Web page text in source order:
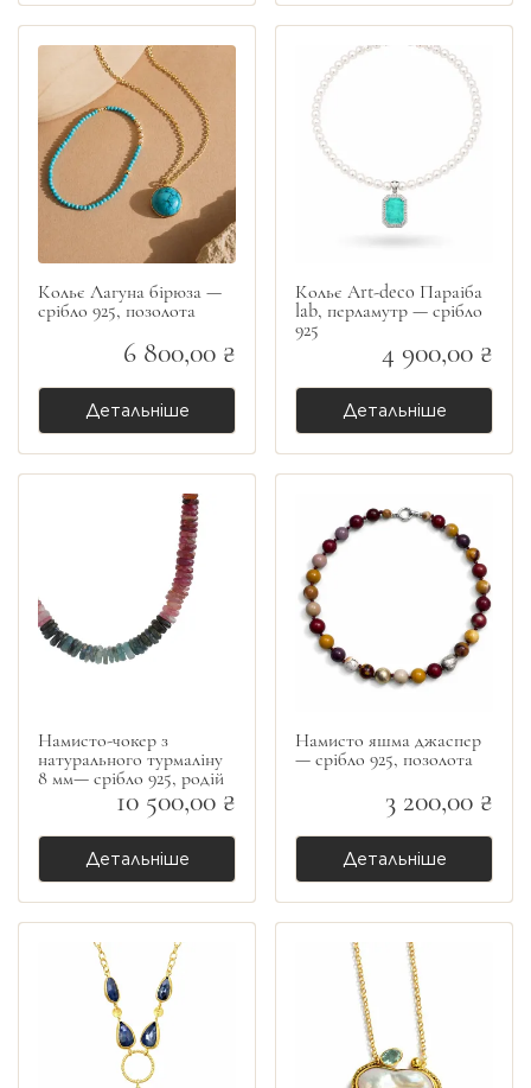
Кольє Лагуна бірюза —
срібло 925, позолота
6 800,00 ₴
Детальніше
Кольє Art-deco Параіба
lab, перламутр — срібло
925
4 900,00 ₴
Детальніше
Намисто-чокер з
натурального турмаліну
8 мм— срібло 925, родій
10 500,00 ₴
Детальніше
Намисто яшма джаспер
— срібло 925, позолота
3 200,00 ₴
Детальніше